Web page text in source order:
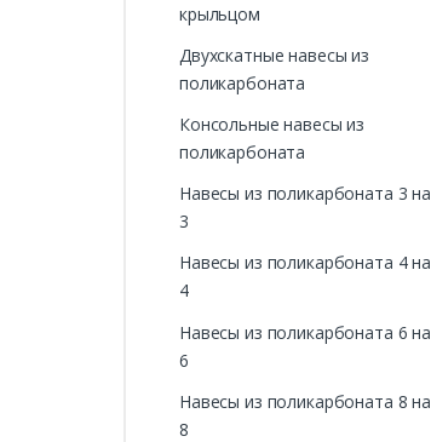
крыльцом
Двухскатные навесы из
поликарбоната
Консольные навесы из
поликарбоната
Навесы из поликарбоната 3 на
3
Навесы из поликарбоната 4 на
4
Навесы из поликарбоната 6 на
6
Навесы из поликарбоната 8 на
8